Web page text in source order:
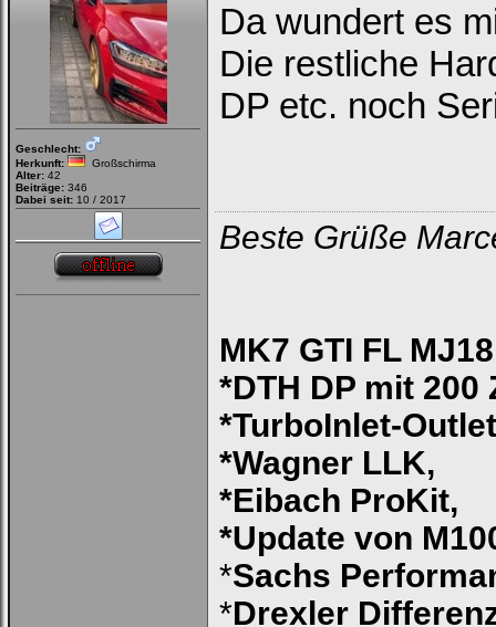
Geschlecht:
Herkunft:
Großschirma
Alter: 42
Beiträge: 346
Dabei seit: 10 / 2017
Da wundert es
Die restliche
DP etc. noch
Beste Grüße
MK7 GTI FL
*DTH DP mit 200
*TurboInlet-
*Wagner LLK,
*Eibach ProKit,
*Update von
*Sachs
*Drexler